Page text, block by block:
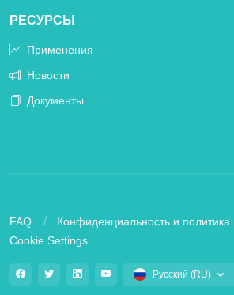
РЕСУРСЫ
Применения
Новости
Документы
FAQ Конфиденциальность и политика
Cookie Settings
Русский (RU)